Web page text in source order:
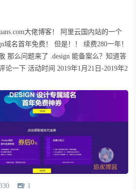
大佬博客！ 阿里云国内站的一个
域名首年免费！ 但是！！ 续费280一年！
那么问题来了 .design 能备案么？知道答
论一下 活动时间 2019年1月21日-2019年2
 1